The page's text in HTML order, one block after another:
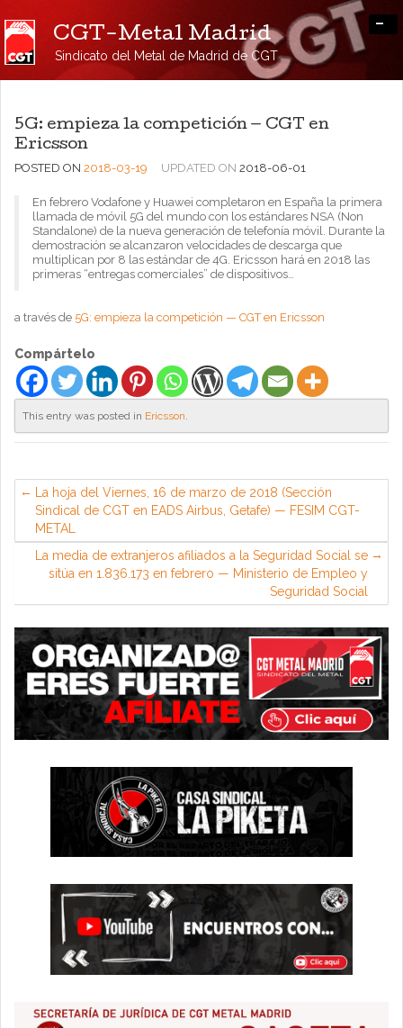
CGT-Metal Madrid
Sindicato del Metal de Madrid de CGT
-
5G: empieza la competición — CGT en
Ericsson
POSTED ON 2018-03-19 UPDATED ON 2018-06-01
En febrero Vodafone y Huawei completaron en España la primera
llamada de móvil 5G del mundo con los estándares NSA (Non
Standalone) de la nueva generación de telefonía móvil. Durante la
demostración se alcanzaron velocidades de descarga que
multiplican por 8 las estándar de 4G. Ericsson hará en 2018 las
primeras “entregas comerciales” de dispositivos…
a través de 5G: empieza la competición — CGT en Ericsson
Compártelo
This entry was posted in Ericsson.
La hoja del Viernes, 16 de marzo de 2018 (Sección
Sindical de CGT en EADS Airbus, Getafe) — FESIM CGT-
METAL
La media de extranjeros afiliados a la Seguridad Social se
sitúa en 1.836.173 en febrero — Ministerio de Empleo y
Seguridad Social